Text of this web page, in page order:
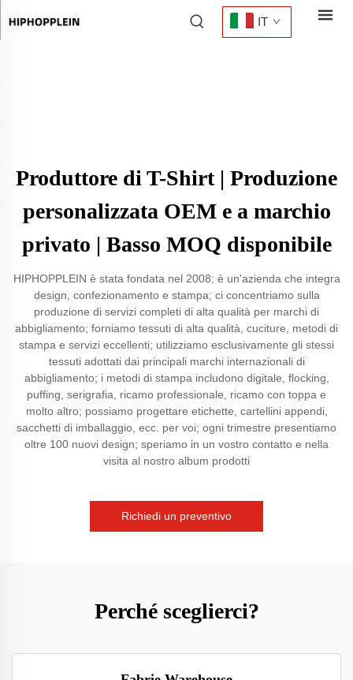
IT
Produttore di T-Shirt | Produzione
personalizzata OEM e a marchio
privato | Basso MOQ disponibile
HIPHOPPLEIN è stata fondata nel 2008; è un'azienda che integra
design, confezionamento e stampa; ci concentriamo sulla
produzione di servizi completi di alta qualità per marchi di
abbigliamento; forniamo tessuti di alta qualità, cuciture, metodi di
stampa e servizi eccellenti; utilizziamo esclusivamente gli stessi
tessuti adottati dai principali marchi internazionali di
abbigliamento; i metodi di stampa includono digitale, flocking,
puffing, serigrafia, ricamo professionale, ricamo con toppa e
molto altro; possiamo progettare etichette, cartellini appendi,
sacchetti di imballaggio, ecc. per voi; ogni trimestre presentiamo
oltre 100 nuovi design; speriamo in un vostro contatto e nella
visita al nostro album prodotti
Richiedi un preventivo
Perché sceglierci?